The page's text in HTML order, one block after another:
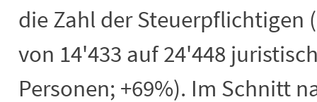
die Zahl der Steuerpflichtigen
von 14'433 auf 24'448
Personen; +69%). Im Schnitt